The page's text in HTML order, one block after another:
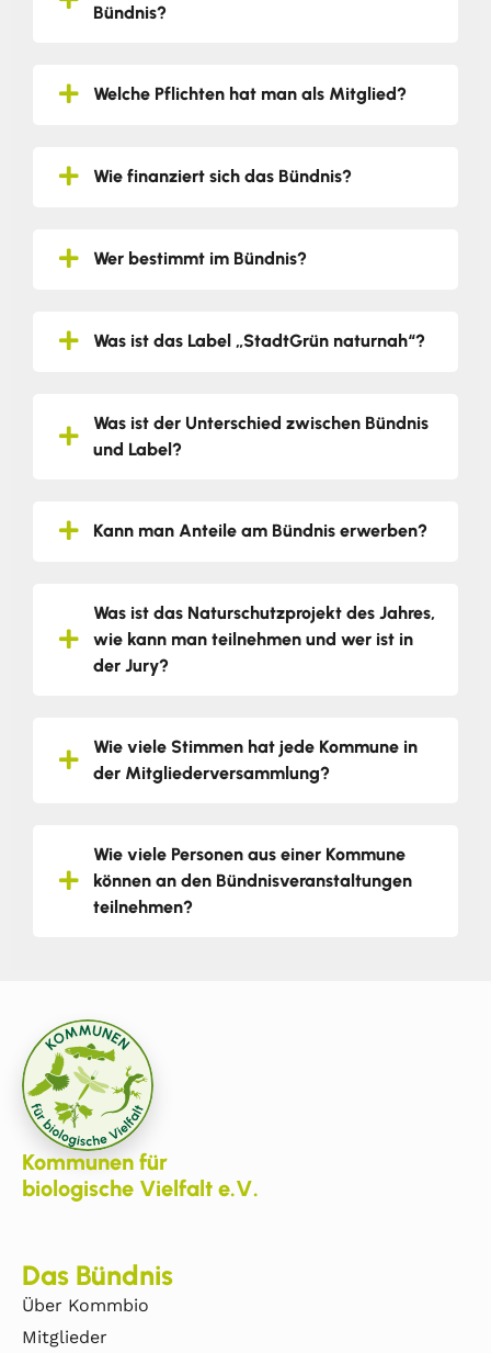
Bündnis?
Welche Pflichten hat man als Mitglied?
Wie finanziert sich das Bündnis?
Wer bestimmt im Bündnis?
Was ist das Label „StadtGrün naturnah“?
Was ist der Unterschied zwischen Bündnis
und Label?
Kann man Anteile am Bündnis erwerben?
Was ist das Naturschutzprojekt des Jahres,
wie kann man teilnehmen und wer ist in
der Jury?
Wie viele Stimmen hat jede Kommune in
der Mitgliederversammlung?
Wie viele Personen aus einer Kommune
können an den Bündnisveranstaltungen
teilnehmen?
Kommunen für
biologische Vielfalt e.V.
Das Bündnis
Über Kommbio
Mitglieder